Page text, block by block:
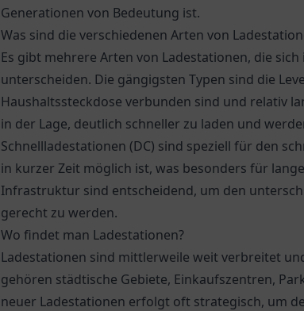
Generationen von Bedeutung ist.
Was sind die verschiedenen Arten von
Es gibt mehrere Arten von Ladestationen, die
unterscheiden. Die gängigsten Typen sind die
Haushaltssteckdose verbunden sind und relativ
in der Lage, deutlich schneller zu laden und
Schnellladestationen (DC) sind speziell für den
in kurzer Zeit möglich ist, was besonders für
Infrastruktur sind entscheidend, um den
gerecht zu werden.
Wo findet man Ladestationen?
Ladestationen sind mittlerweile weit verbreitet
gehören städtische Gebiete, Einkaufszentren,
neuer Ladestationen erfolgt oft strategisch, um